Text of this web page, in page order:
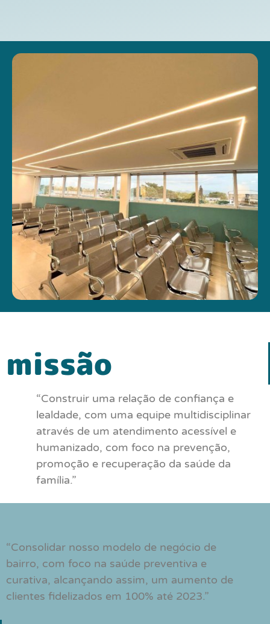
missão
“Construir uma relação de confiança e
lealdade, com uma equipe multidisciplinar
através de um atendimento acessível e
humanizado, com foco na prevenção,
promoção e recuperação da saúde da
família.”
“Consolidar nosso modelo de negócio de
bairro, com foco na saúde preventiva e
curativa, alcançando assim, um aumento de
clientes fidelizados em 100% até 2023.”